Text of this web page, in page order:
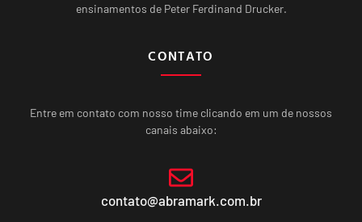
ensinamentos de Peter Ferdinand Drucker.
CONTATO
Entre em contato com nosso time clicando em um de nossos
canais abaixo:
contato@abramark.com.br